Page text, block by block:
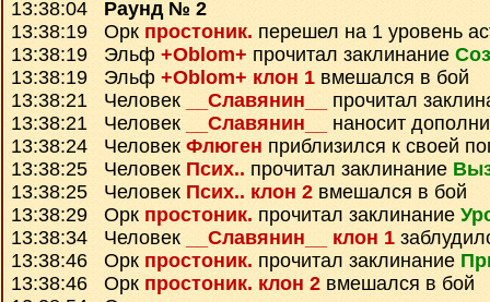
13:38:04 Раунд № 2
13:38:19 Орк простоник. перешел на 1 уровень
13:38:19 Эльф +Oblom+ прочитал заклинание
13:38:19 Эльф +Oblom+ клон 1 вмешался в бой
13:38:21 Человек
__Славянин__
прочитал
13:38:21 Человек
__Славянин__
наносит
13:38:24 Человек Флюген приблизился к своей
13:38:25 Человек Псих.. прочитал заклинание
13:38:25 Человек Псих.. клон 2 вмешался в бой
13:38:29 Орк простоник. прочитал заклинание
13:38:34 Человек
__Славянин__ клон 1
13:38:46 Орк простоник. прочитал заклинание
13:38:46 Орк простоник. клон 2 вмешался в бой